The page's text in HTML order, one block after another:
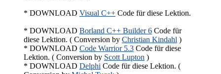
* DOWNLOAD Visual C++ Code für diese Lektion.
* DOWNLOAD Borland C++ Builder 6 Code für
diese Lektion. ( Conversion by Christian Kindahl )
* DOWNLOAD Code Warrior 5.3 Code für diese
Lektion. ( Conversion by Scott Lupton )
* DOWNLOAD Delphi Code für diese Lektion. (